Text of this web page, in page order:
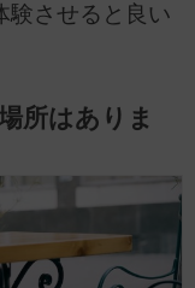
験させると良い
所はありま